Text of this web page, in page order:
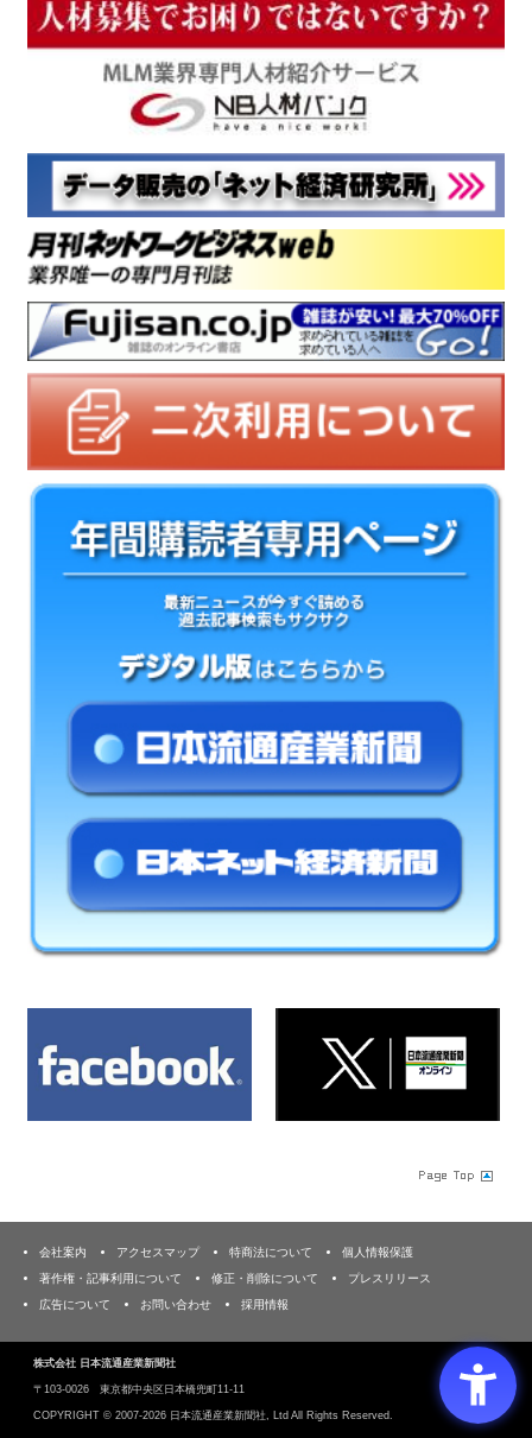
会社案内 アクセスマップ 特商法について
個人情報保護
著作権・記事利用について
修正・削除について
プレスリリース
広告について
お問い合わせ 採用情報
株式会社 日本流通産業新聞社
〒103‐0026 東京都中央区日本橋兜町11-11
COPYRIGHT © 2007-2026 日本流通産業新聞社, Ltd All Rights Reserved.